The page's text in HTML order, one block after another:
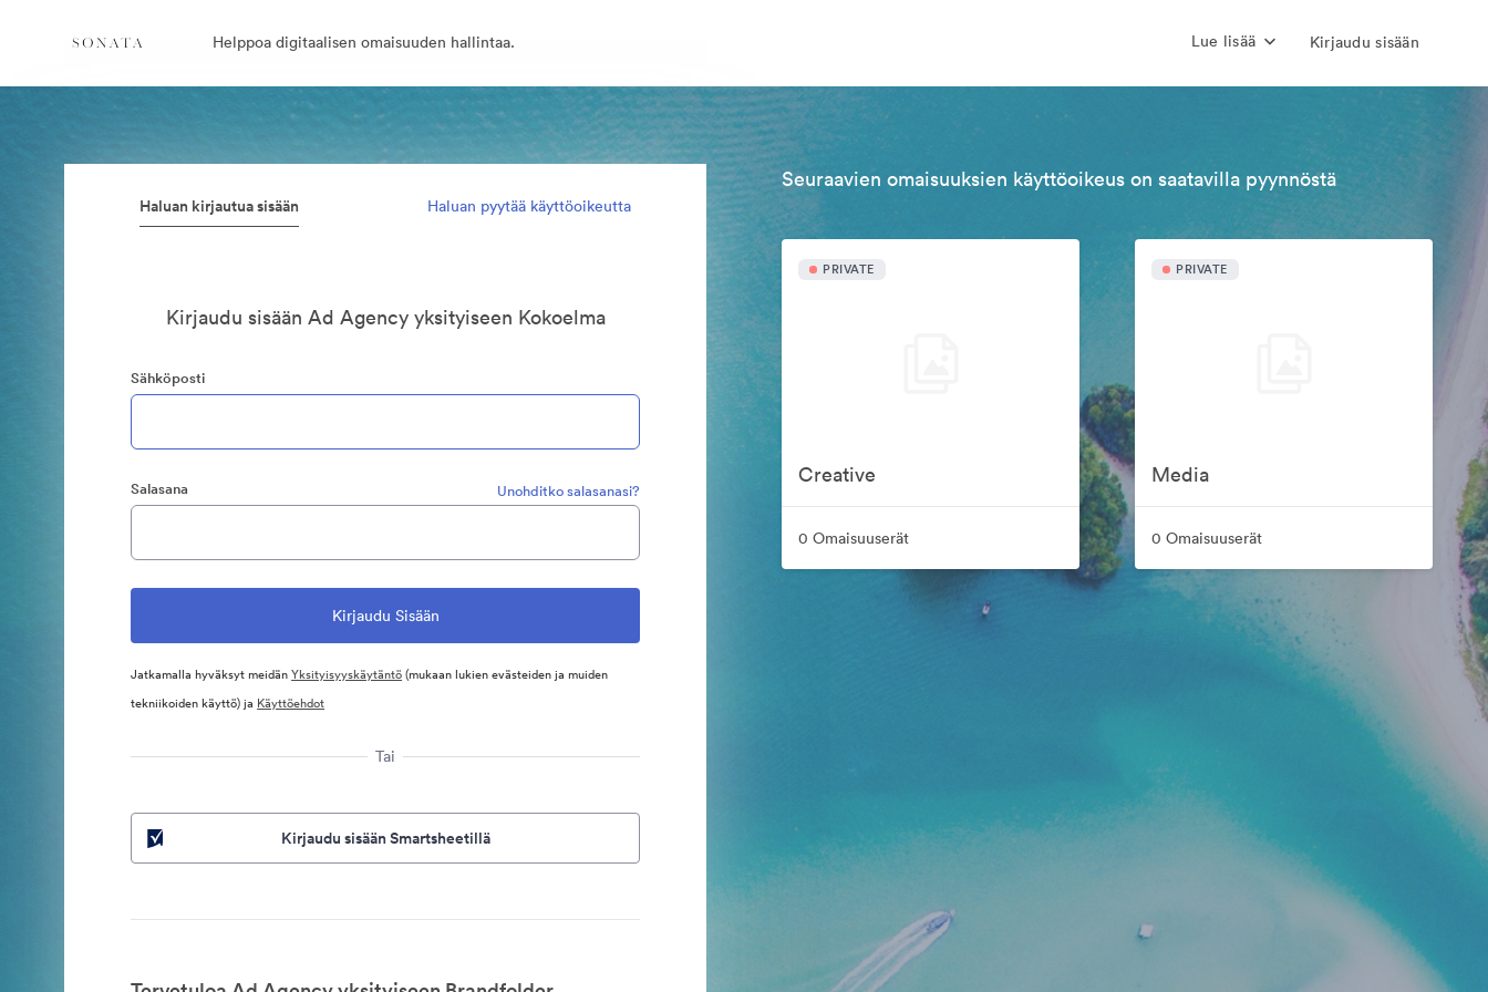
Helppoa digitaalisen omaisuuden hallintaa. Lue lisää Kirjaudu sisään
Haluan kirjautua sisään Haluan pyytää käyttöoikeutta
Kirjaudu sisään Ad Agency yksityiseen Kokoelma
Sähköposti
Salasana Unohditko salasanasi?
Jatkamalla hyväksyt meidänYksityisyyskäytäntö(mukaan lukien evästeiden ja muiden
tekniikoiden käyttö) ja Käyttöehdot
Tai
Kirjaudu sisään Smartsheetillä
Seuraavien omaisuuksien käyttöoikeus on saatavilla pyynnöstä
PRIVATE
Creative
0 Omaisuuserät
PRIVATE
Media
0 Omaisuuserät